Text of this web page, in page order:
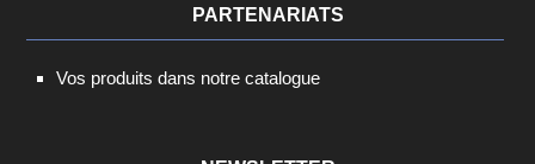
PARTENARIATS
Vos produits dans notre catalogue